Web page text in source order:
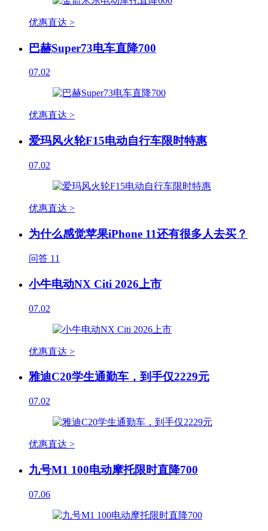
优惠直达 >
巴赫Super73电车直降700
07.02
优惠直达 >
爱玛风火轮F15电动自行车限时特惠
07.02
优惠直达 >
为什么感觉苹果iPhone 11还有很多人去买？
问答 11
小牛电动NX Citi 2026上市
07.02
优惠直达 >
雅迪C20学生通勤车，到手仅2229元
07.02
优惠直达 >
九号M1 100电动摩托限时直降700
07.06